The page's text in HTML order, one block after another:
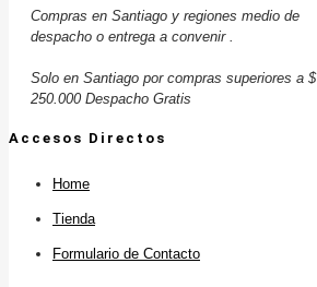
Compras en Santiago y regiones medio de
despacho o entrega a convenir .
Solo en Santiago por compras superiores a $
250.000 Despacho Gratis
Accesos Directos
Home
Tienda
Formulario de Contacto